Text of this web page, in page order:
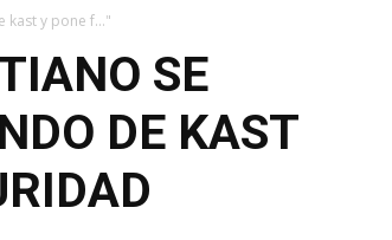
y pone f..."
SE
DE KAST